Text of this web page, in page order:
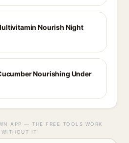
Nourish Night
Nourishing Under
APP — THE FREE TOOLS WORK
WITHOUT IT